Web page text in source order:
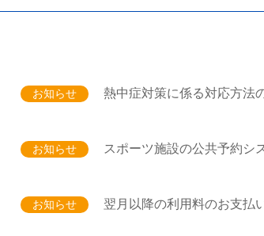
お知らせ 熱中症対策に係る対応方法
お知らせ スポーツ施設の公共予約
お知らせ 翌月以降の利用料のお支